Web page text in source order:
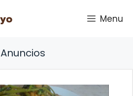
Menu
Anuncios